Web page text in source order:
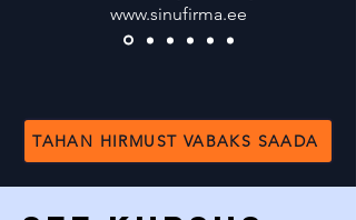
www.sinufirma.ee
TAHAN HIRMUST VABAKS SAADA